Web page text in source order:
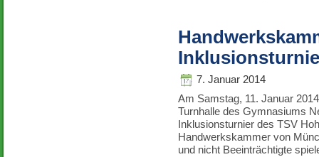
7. Januar 2014
Am Samstag, 11. Januar
Turnhalle des Gymnasiums
Inklusionsturnier des TSV
Handwerkskammer von
und nicht Beeinträchtigte